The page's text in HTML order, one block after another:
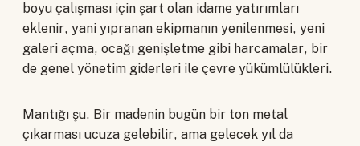
boyu çalışması için şart olan idame yatırımları
eklenir, yani yıpranan ekipmanın yenilenmesi, yeni
galeri açma, ocağı genişletme gibi harcamalar, bir
de genel yönetim giderleri ile çevre yükümlülükleri.
Mantığı şu. Bir madenin bugün bir ton metal
çıkarması ucuza gelebilir, ama gelecek yıl da